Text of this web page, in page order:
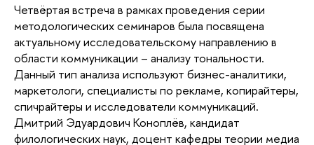
Четвёртая встреча в рамках проведения серии
методологических семинаров была посвящена
актуальному исследовательскому направлению в
области коммуникации – анализу тональности.
Данный тип анализа используют бизнес-аналитики,
маркетологи, специалисты по рекламе, копирайтеры,
спичрайтеры и исследователи коммуникаций.
Дмитрий Эдуардович Коноплёв, кандидат
филологических наук, доцент кафедры теории медиа